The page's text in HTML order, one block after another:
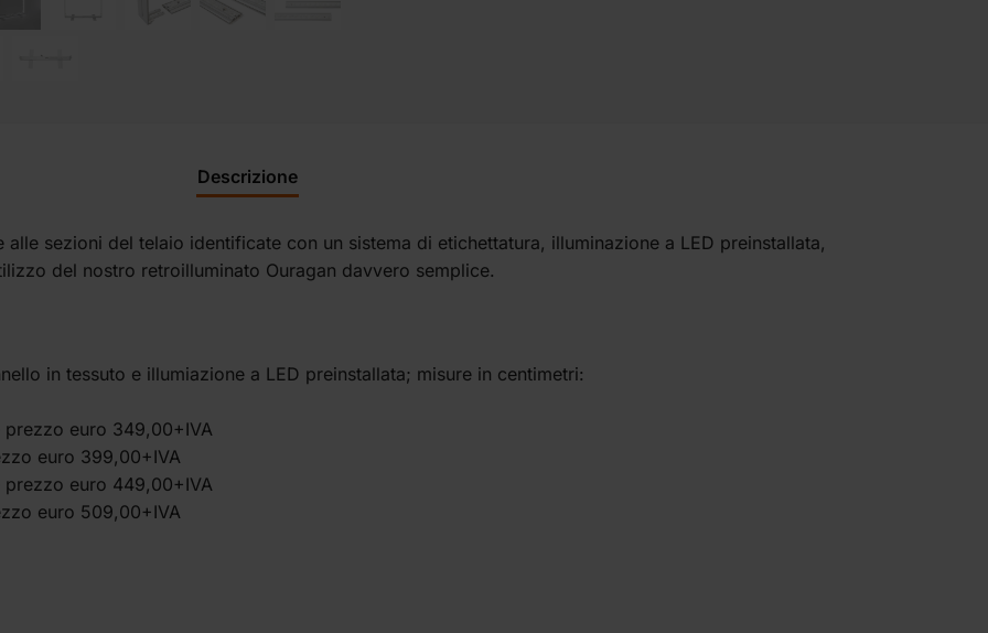
Descrizione
sezioni del telaio identificate con un sistema di etichettatura, illuminazione a LED preinstallata,
del nostro retroilluminato Ouragan davvero semplice.
in tessuto e illumiazione a LED preinstallata; misure in centimetri:
euro 349,00+IVA
euro 399,00+IVA
euro 449,00+IVA
euro 509,00+IVA